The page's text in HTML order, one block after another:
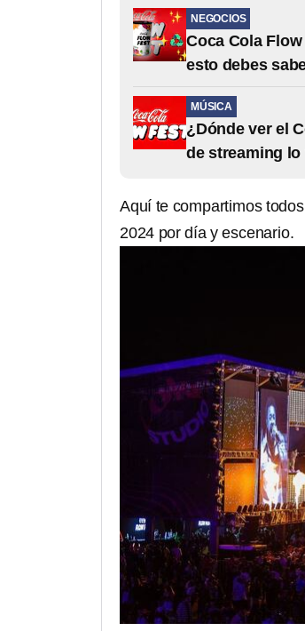
NEGOCIOS
Coca Cola
esto debes
MÚSICA
¿Dónde ver el
de streaming
Aquí te compartimos
2024 por día y escenario.